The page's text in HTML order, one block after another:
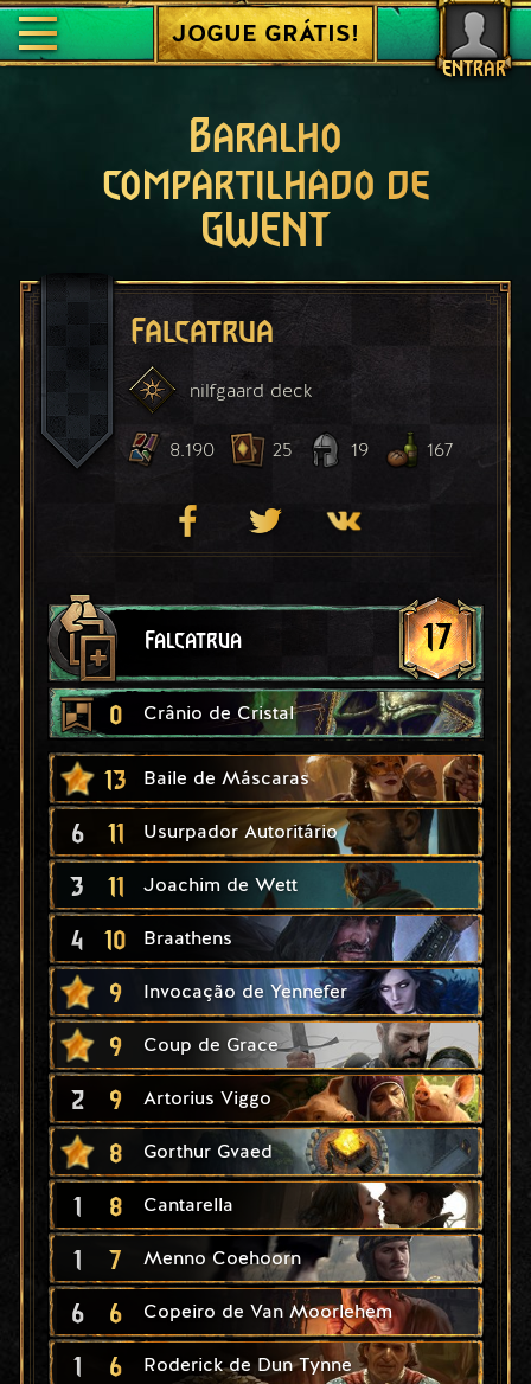
ENTRAR
JOGUE GRÁTIS!
Baralho
compartilhado de
GWENT
Falcatrua
nilfgaard deck
8.190 25 19 167
Falcatrua 17
0 Crânio de Cristal
13 Baile de Máscaras
6 11 Usurpador Autoritário
3 11 Joachim de Wett
4 10 Braathens
9 Invocação de Yennefer
9 Coup de Grace
2 9 Artorius Viggo
8 Gorthur Gvaed
1 8 Cantarella
1 7 Menno Coehoorn
6 6 Copeiro de Van Moorlehem
1 6 Roderick de Dun Tynne